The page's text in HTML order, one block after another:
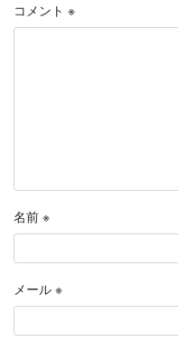
コメント ※
名前 ※
メール ※